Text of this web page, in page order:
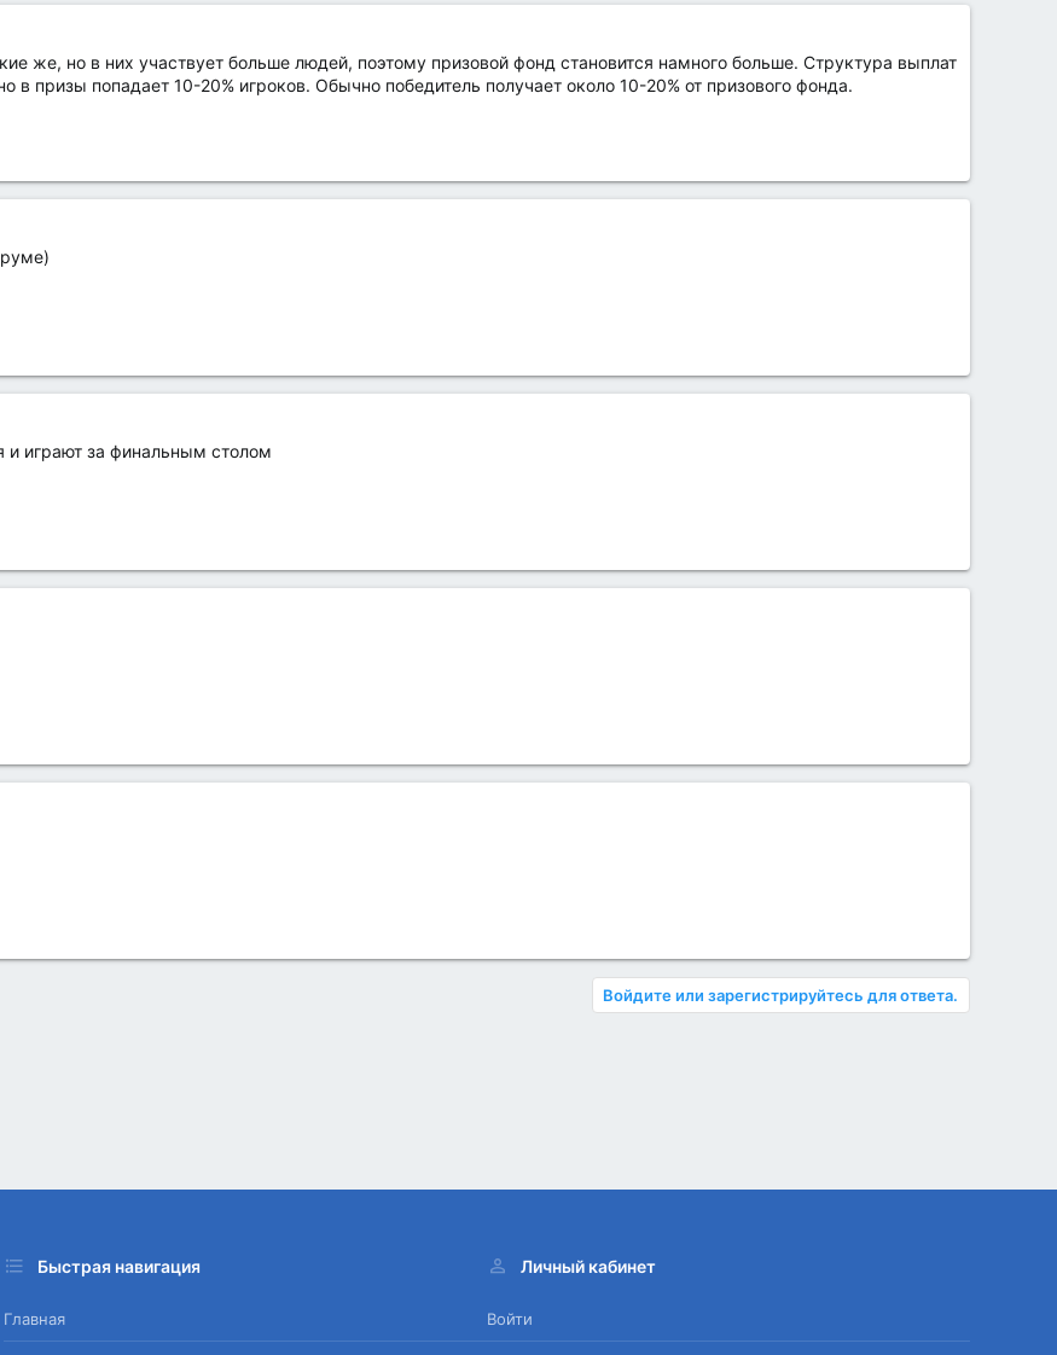
же, но в них участвует больше людей, поэтому призовой фонд становится намного больше. Структура выплат
в призы попадает 10-20% игроков. Обычно победитель получает около 10-20% от призового фонда.
и играют за финальным столом
Войдите или зарегистрируйтесь для ответа.
Быстрая навигация
Главная
Личный кабинет
Войти